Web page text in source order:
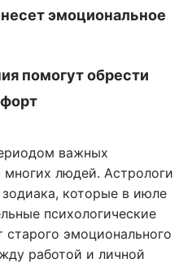
эмоциональное
помогут обрести
важных
многих людей. Астрологи
которые в июле
психологические
старого эмоционального
работой и личной